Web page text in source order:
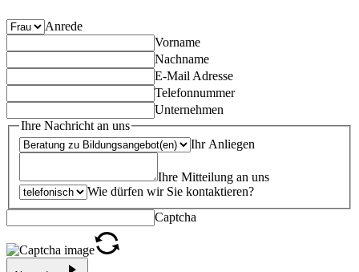
Anrede
Vorname
Nachname
E-Mail Adresse
Telefonnummer
Unternehmen
Ihre Nachricht an uns
Ihr Anliegen
Ihre Mitteilung an uns
Wie dürfen wir Sie kontaktieren?
Captcha